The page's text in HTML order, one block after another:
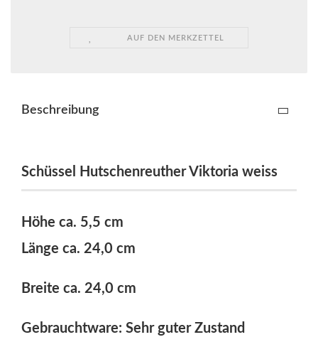
AUF DEN MERKZETTEL
Beschreibung
Schüssel Hutschenreuther Viktoria weiss
Höhe ca. 5,5 cm
Länge ca. 24,0 cm
Breite ca. 24,0 cm
Gebrauchtware: Sehr guter Zustand